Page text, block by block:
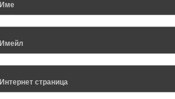
Име
Имейл
Интернет страница